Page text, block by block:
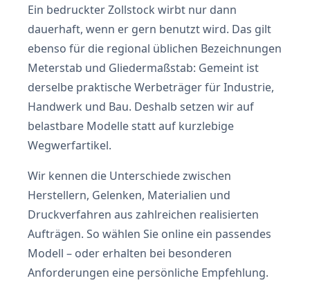
Ein bedruckter Zollstock wirbt nur dann
dauerhaft, wenn er gern benutzt wird. Das gilt
ebenso für die regional üblichen Bezeichnungen
Meterstab und Gliedermaßstab: Gemeint ist
derselbe praktische Werbeträger für Industrie,
Handwerk und Bau. Deshalb setzen wir auf
belastbare Modelle statt auf kurzlebige
Wegwerfartikel.
Wir kennen die Unterschiede zwischen
Herstellern, Gelenken, Materialien und
Druckverfahren aus zahlreichen realisierten
Aufträgen. So wählen Sie online ein passendes
Modell – oder erhalten bei besonderen
Anforderungen eine persönliche Empfehlung.